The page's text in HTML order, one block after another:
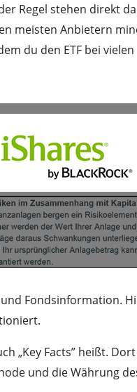
Regel stehen direkt
meisten Anbietern
du den ETF bei vielen
Fondsinformation.
„Key Facts” heißt.
und die Währung